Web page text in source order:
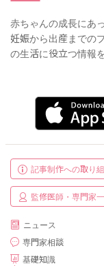
赤ちゃんの成長にあ
妊娠から出産までの
の生活に役立つ情報
記事制作への取り
監修医師・専門家
ニュース
専門家相談
基礎知識